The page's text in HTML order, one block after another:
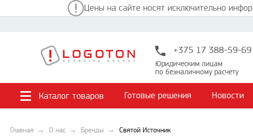
Цены на сайте носят исключительно
+375 17 388-59-69
Юридическим лицам
по безналичному расчету
Каталог товаров Готовые решения Новости
Главная О нас Бренды Святой Источник